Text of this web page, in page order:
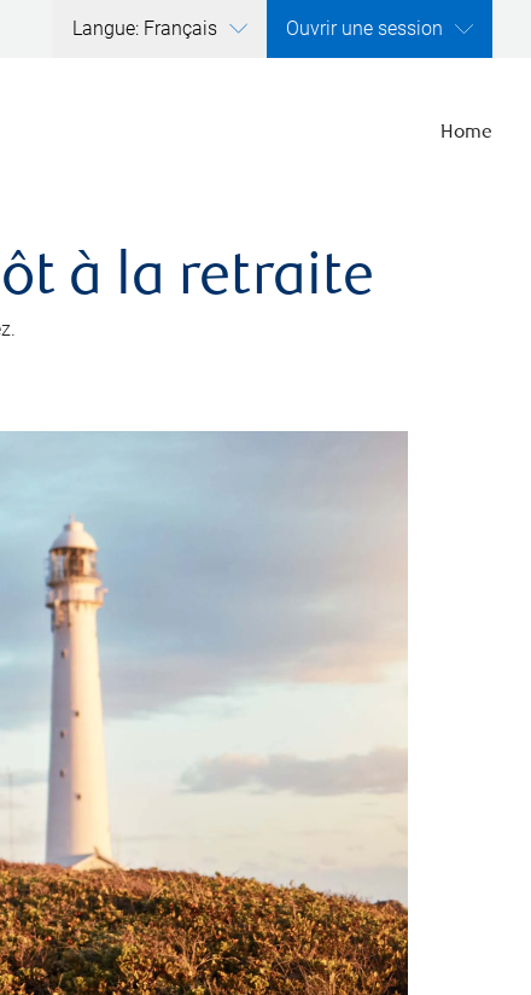
Langue: Français Ouvrir une session
Home
à la retraite